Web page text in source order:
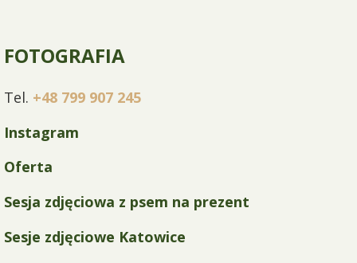
FOTOGRAFIA
Tel. +48 799 907 245
Instagram
Oferta
Sesja zdjęciowa z psem na prezent
Sesje zdjęciowe Katowice